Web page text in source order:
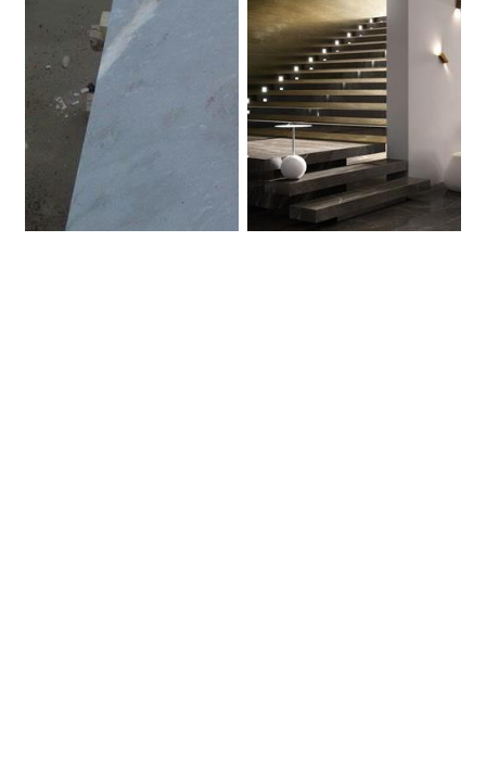
Palissandro Blue. Marmo. Pietra Grey Grafite. Marmo.